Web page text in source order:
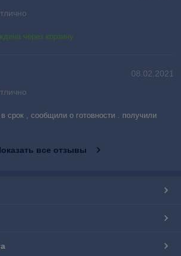
через корзину
08.02.2021
срок , сообщили о готовности . получили
все отзывы